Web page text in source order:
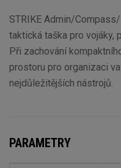
STRIKE Admin/
taktická taška pro vojáky,
Při zachování
prostoru pro organizaci
nejdůležitějších nástrojů.
PARAMETRY